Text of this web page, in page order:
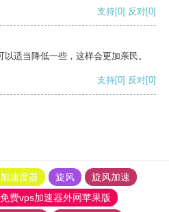
支持[0] 反对[0]
适当降低一些，这样会更加亲民。
支持[0] 反对[0]
速度器 旋风
旋风加速
免费vps加速器外网苹果版